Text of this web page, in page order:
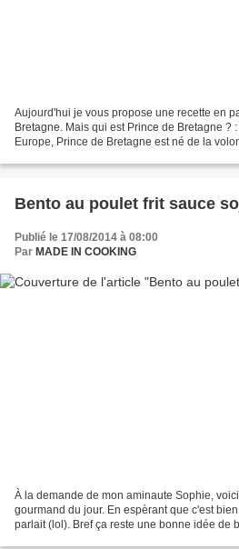
Aujourd'hui je vous propose une recette en
Bretagne. Mais qui est Prince de Bretagne ?
Europe, Prince de Bretagne est né de la
Bento au poulet frit sauce
Publié le 17/08/2014 à 08:00
Par MADE IN COOKING
À la demande de mon aminaute Sophie,
gourmand du jour. En espèrant que c'est
parlait (lol). Bref ça reste une bonne idée de